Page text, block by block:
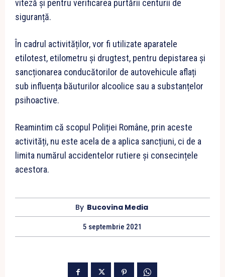
viteză și pentru verificarea purtării centurii de
siguranță.
În cadrul activităților, vor fi utilizate aparatele
etilotest, etilometru și drugtest, pentru depistarea și
sancționarea conducătorilor de autovehicule aflați
sub influența băuturilor alcoolice sau a substanțelor
psihoactive.
Reamintim că scopul Poliției Române, prin aceste
activități, nu este acela de a aplica sancțiuni, ci de a
limita numărul accidentelor rutiere și consecințele
acestora.
By Bucovina Media
5 septembrie 2021